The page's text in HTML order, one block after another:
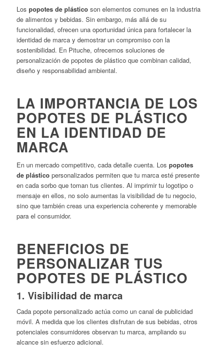
Los popotes de plásticoson elementos comunes en la industria
de alimentos y bebidas. Sin embargo, más allá de su
funcionalidad, ofrecen una oportunidad única para fortalecer la
identidad de marca y demostrar un compromiso con la
sostenibilidad. En Pituche, ofrecemos soluciones de
personalización de popotes de plástico que combinan calidad,
diseño y responsabilidad ambiental.
LA IMPORTANCIA DE LOS
POPOTES DE PLÁSTICO
EN LA IDENTIDAD DE
MARCA
En un mercado competitivo, cada detalle cuenta. Los popotes
de plásticopersonalizados permiten que tu marca esté presente
en cada sorbo que toman tus clientes. Al imprimir tu logotipo o
mensaje en ellos, no solo aumentas la visibilidad de tu negocio,
sino que también creas una experiencia coherente y memorable
para el consumidor.
BENEFICIOS DE
PERSONALIZAR TUS
POPOTES DE PLÁSTICO
1. Visibilidad de marca
Cada popote personalizado actúa como un canal de publicidad
móvil. A medida que los clientes disfrutan de sus bebidas, otros
potenciales consumidores observan tu marca, ampliando su
alcance sin esfuerzo adicional.